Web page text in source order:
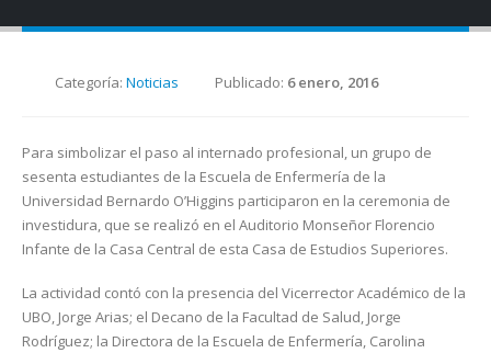
Categoría: Noticias Publicado: 6 enero, 2016
Para simbolizar el paso al internado profesional, un grupo de
sesenta estudiantes de la Escuela de Enfermería de la
Universidad Bernardo O’Higgins participaron en la ceremonia de
investidura, que se realizó en el Auditorio Monseñor Florencio
Infante de la Casa Central de esta Casa de Estudios Superiores.
La actividad contó con la presencia del Vicerrector Académico de la
UBO, Jorge Arias; el Decano de la Facultad de Salud, Jorge
Rodríguez; la Directora de la Escuela de Enfermería, Carolina